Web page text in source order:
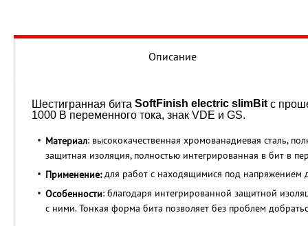
Описание
Шестигранная бита SoftFinish electric slimBitс
1000 В переменного тока, знак VDE и GS.
Материал: высококачественная хромованадиевая сталь,
защитная изоляция, полностью интегрированная в бит в
Применение:для работ с находящимися под напряжением
Особенности: благодаря интегрированной защитной
с ними. Тонкая форма бита позволяет без проблем